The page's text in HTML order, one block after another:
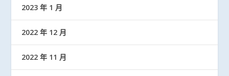
2023 年 1 月
2022 年 12 月
2022 年 11 月